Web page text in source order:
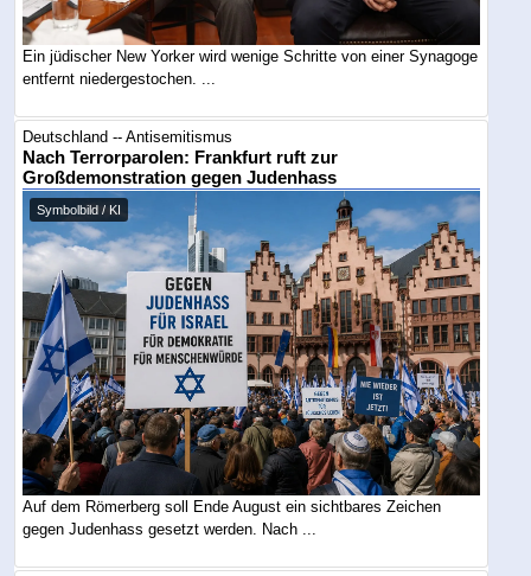
Ein jüdischer New Yorker wird wenige Schritte von einer Synagoge
entfernt niedergestochen. ...
Deutschland -- Antisemitismus
Nach Terrorparolen: Frankfurt ruft zur
Großdemonstration gegen Judenhass
Symbolbild / KI
Auf dem Römerberg soll Ende August ein sichtbares Zeichen
gegen Judenhass gesetzt werden. Nach ...